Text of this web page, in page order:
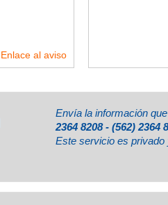
Enlace al aviso
Envía la información
2364 8208 - (562) 2364
Este servicio es privado